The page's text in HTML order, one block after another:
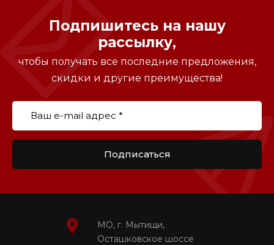
Подпишитесь на нашу
рассылку,
чтобы получать все последние предложения,
скидки и другие преимущества!
Подписаться
МО, г. Мытищи,
Осташковское шоссе